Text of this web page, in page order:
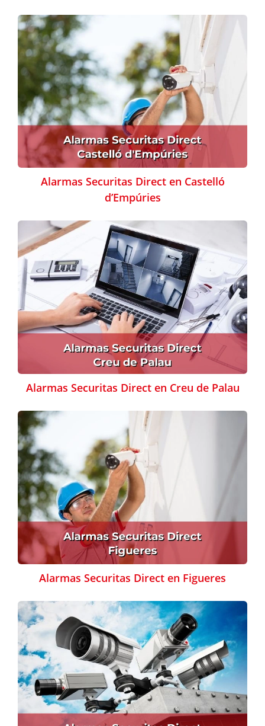
Alarmas Securitas Direct en Castelló
d’Empúries
Alarmas Securitas Direct en Creu de Palau
Alarmas Securitas Direct en Figueres